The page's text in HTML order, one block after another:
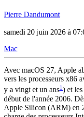
Pierre Dandumont
samedi 20 juin 2026 à
Mac
Avec macOS 27, Apple
vers les processeurs x86
y a vingt et un ans1 ) et
début de l'année 2006.
Apple Silicon (ARM) en